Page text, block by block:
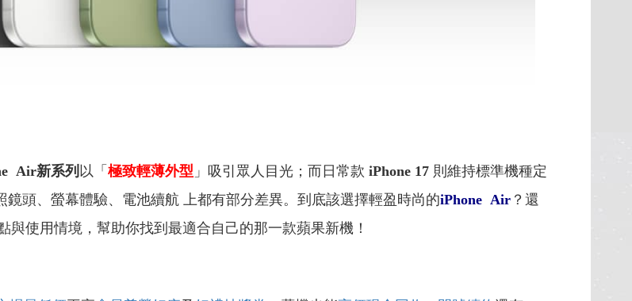
Air新系列 以「 極致輕薄外型 」吸引眾人目光；而日常款 iPhone 17 則維持標準機種定
頭、螢幕體驗、電池續航 上都有部分差異。到底該選擇輕盈時尚的iPhone Air ？還
與使用情境，幫助你找到最適合自己的那一款蘋果新機！